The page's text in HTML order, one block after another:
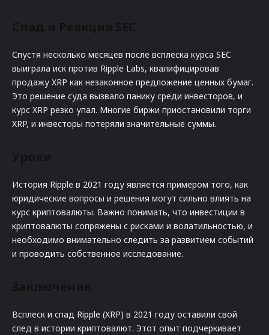
Спустя несколько месяцев после всплеска курса SEC
выиграла иск против Ripple Labs, квалифицировав
продажу XRP как незаконное предложение ценных бумаг.
Это решение суда вызвало панику среди инвесторов, и
курс XRP резко упал. Многие биржи приостановили торги
XRP, и инвесторы потеряли значительные суммы.
История Ripple в 2021 году является примером того, как
юридические вопросы и решения могут сильно влиять на
курс криптовалюты. Важно понимать, что инвестиции в
криптовалюты сопряжены с рисками и волатильностью, и
необходимо внимательно следить за развитием событий
и проводить собственное исследование.
Всплеск и спад Ripple (XRP) в 2021 году оставили свой
след в истории криптовалют. Этот опыт подчеркивает